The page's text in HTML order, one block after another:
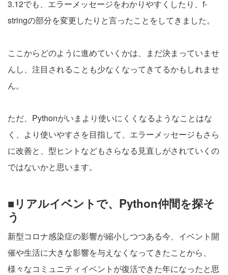
3.12でも、エラーメッセージをわかりやすくしたり、f-
stringの部分を変更したりと言ったことをしてきました。
ここからどのように進めていくかは、まだ決まっていませ
んし、注目されることも少なくなってきてるかもしれませ
ん。
ただ、Pythonがいまより使いにくくなるようなことはな
く、より使いやすさを目指して、エラーメッセージもさら
に改善と、型ヒントなどもさらなる見直しがされていくの
ではないかと思います。
■リアルイベントで、Python仲間を探そ
う
新型コロナ感染症の影響が縮小しつつある今、イベント開
催や生活に大きな影響を与えなくなってきたことから、
様々なコミュニティイベントが復活できた年になったと思